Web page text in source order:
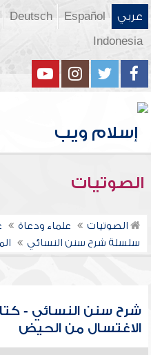
عربي Español
Deutsch
Indonesia
الصوتيات
الصوتيات علماء ودعاة
سلسلة شرح سنن النسائي
شرح سنن النسائي -
الاغتسال من الحيض